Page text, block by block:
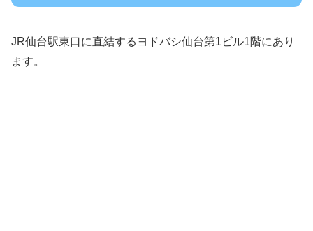
JR仙台駅東口に直結するヨドバシ仙台第1ビル1階にあり
ます。